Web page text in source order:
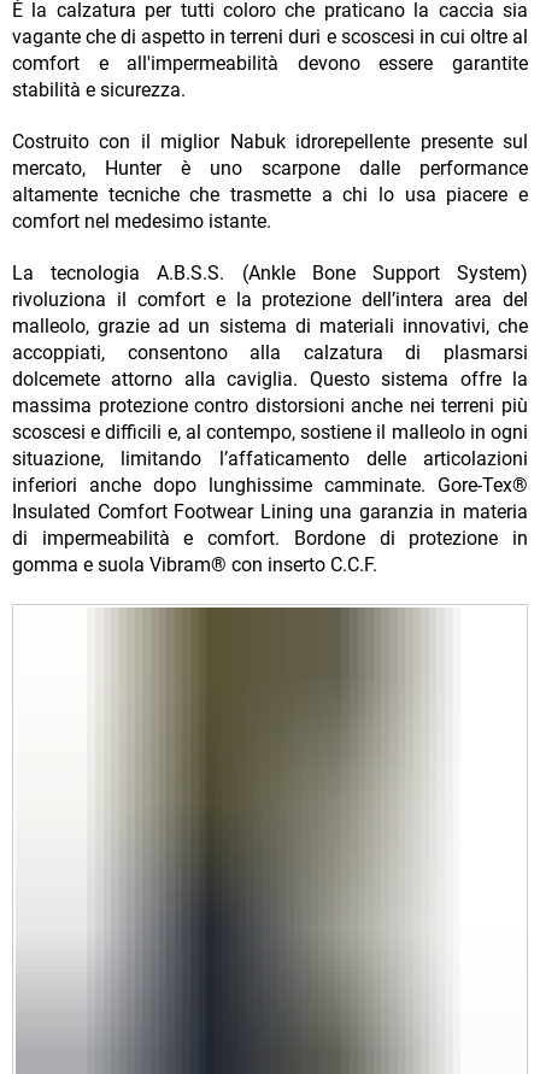
È la calzatura per tutti coloro che praticano la caccia sia
vagante che di aspetto in terreni duri e scoscesi in cui oltre al
comfort e all'impermeabilità devono essere garantite
stabilità e sicurezza.
Costruito con il miglior Nabuk idrorepellente presente sul
mercato, Hunter è uno scarpone dalle performance
altamente tecniche che trasmette a chi lo usa piacere e
comfort nel medesimo istante.
La tecnologia A.B.S.S. (Ankle Bone Support System)
rivoluziona il comfort e la protezione dell’intera area del
malleolo, grazie ad un sistema di materiali innovativi, che
accoppiati, consentono alla calzatura di plasmarsi
dolcemete attorno alla caviglia. Questo sistema offre la
massima protezione contro distorsioni anche nei terreni più
scoscesi e difficili e, al contempo, sostiene il malleolo in ogni
situazione, limitando l’affaticamento delle articolazioni
inferiori anche dopo lunghissime camminate. Gore-Tex®
Insulated Comfort Footwear Lining una garanzia in materia
di impermeabilità e comfort. Bordone di protezione in
gomma e suola Vibram® con inserto C.C.F.